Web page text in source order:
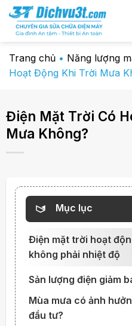
Chuyển
đến
dung
Trang chủ • Năng lượng
Hoạt Động Khi Trời Mưa
Điện Mặt Trời Có
Mưa Không?
Mục lục
Điện mặt trời hoạt
không phải nhiệt độ
Sản lượng điện giảm
Mùa mưa có ảnh
đầu tư?